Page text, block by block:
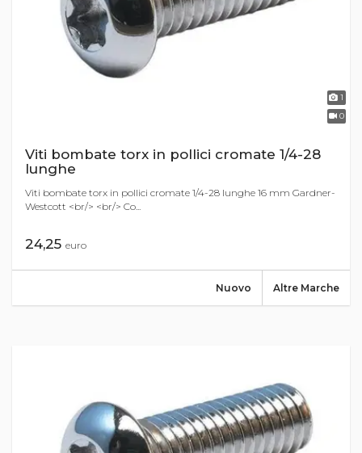
1
0
Viti bombate torx in pollici cromate 1/4-28
lunghe
Viti bombate torx in pollici cromate 1/4-28 lunghe 16 mm Gardner-
Westcott <br/> <br/> Co...
24,25 euro
Altre Marche
Nuovo